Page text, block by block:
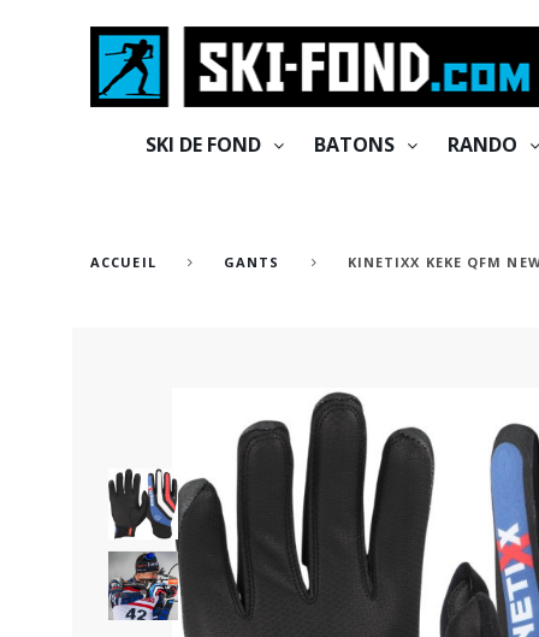
SKI DE FOND BATONS RANDO
ACCUEIL GANTS KINETIXX KEKE QFM